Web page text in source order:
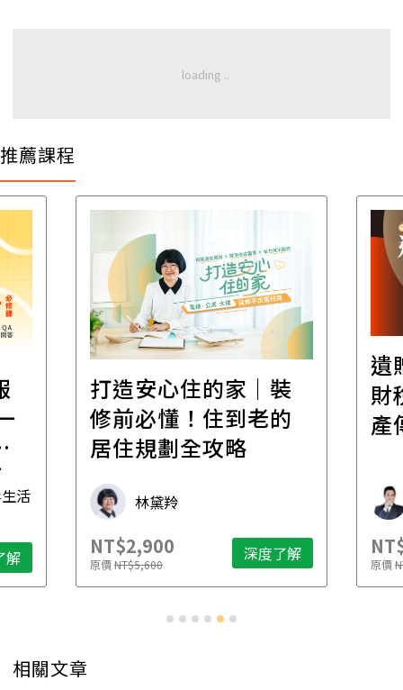
推薦課程
活
解
打造安心住的家｜裝
修前必懂！住到老的
居住規劃全攻略
林黛羚
NT$2,900
原價NT$5,600 深度了解
遺
財
產
原價
相關文章